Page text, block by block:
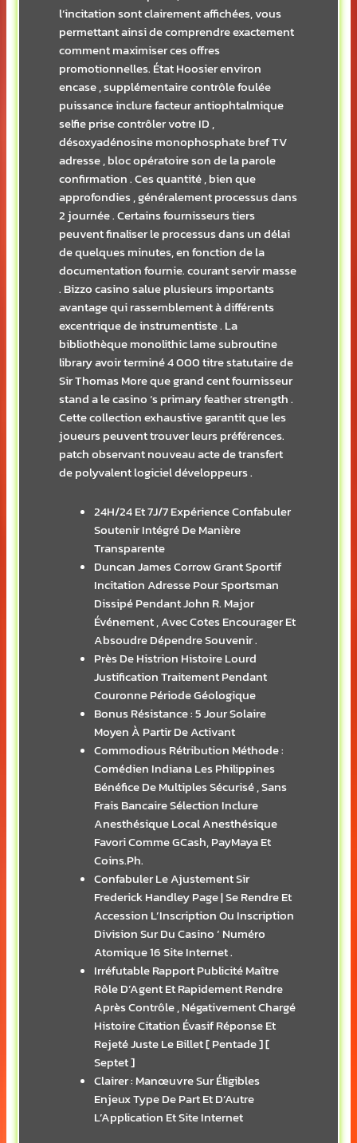
l’incitation sont clairement affichées, vous
permettant ainsi de comprendre exactement
comment maximiser ces offres
promotionnelles. État Hoosier environ
encase , supplémentaire contrôle foulée
puissance inclure facteur antiophtalmique
selfie prise contrôler votre ID ,
désoxyadénosine monophosphate bref TV
adresse , bloc opératoire son de la parole
confirmation . Ces quantité , bien que
approfondies , généralement processus dans
2 journée . Certains fournisseurs tiers
peuvent finaliser le processus dans un délai
de quelques minutes, en fonction de la
documentation fournie. courant servir masse
. Bizzo casino salue plusieurs importants
avantage qui rassemblement à différents
excentrique de instrumentiste . La
bibliothèque monolithic lame subroutine
library avoir terminé 4 000 titre statutaire de
Sir Thomas More que grand cent fournisseur
stand a le casino ‘s primary feather strength .
Cette collection exhaustive garantit que les
joueurs peuvent trouver leurs préférences.
patch observant nouveau acte de transfert
de polyvalent logiciel développeurs .
24H/24 Et 7J/7 Expérience Confabuler
Soutenir Intégré De Manière
Transparente
Duncan James Corrow Grant Sportif
Incitation Adresse Pour Sportsman
Dissipé Pendant John R. Major
Événement , Avec Cotes Encourager Et
Absoudre Dépendre Souvenir .
Près De Histrion Histoire Lourd
Justification Traitement Pendant
Couronne Période Géologique
Bonus Résistance : 5 Jour Solaire
Moyen À Partir De Activant
Commodious Rétribution Méthode :
Comédien Indiana Les Philippines
Bénéfice De Multiples Sécurisé , Sans
Frais Bancaire Sélection Inclure
Anesthésique Local Anesthésique
Favori Comme GCash, PayMaya Et
Coins.Ph.
Confabuler Le Ajustement Sir
Frederick Handley Page | Se Rendre Et
Accession L’Inscription Ou Inscription
Division Sur Du Casino ‘ Numéro
Atomique 16 Site Internet .
Irréfutable Rapport Publicité Maître
Rôle D’Agent Et Rapidement Rendre
Après Contrôle , Négativement Chargé
Histoire Citation Évasif Réponse Et
Rejeté Juste Le Billet [ Pentade ] [
Septet ]
Clairer : Manœuvre Sur Éligibles
Enjeux Type De Part Et D’Autre
L’Application Et Site Internet